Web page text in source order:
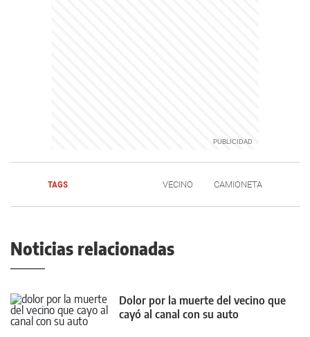
TAGS VECINO CAMIONETA
Noticias relacionadas
Dolor por la muerte del vecino que
cayó al canal con su auto